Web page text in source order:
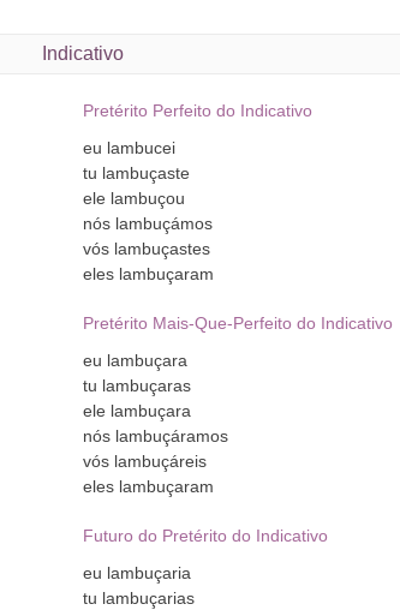
Indicativo
Pretérito Perfeito do Indicativo
eu lambucei
tu lambuçaste
ele lambuçou
nóslambuçámos
vóslambuçastes
eleslambuçaram
Pretérito Mais-Que-Perfeito do Indicativo
eu lambuçara
tu lambuçaras
ele lambuçara
nóslambuçáramos
vóslambuçáreis
eleslambuçaram
Futuro do Pretérito do Indicativo
eu lambuçaria
tu lambuçarias